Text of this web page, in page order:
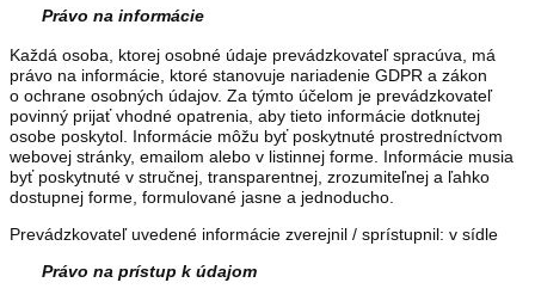
Právo na informácie
Každá osoba, ktorej osobné údaje prevádzkovateľ spracúva, má
právo na informácie, ktoré stanovuje nariadenie GDPR a zákon
o ochrane osobných údajov. Za týmto účelom je prevádzkovateľ
povinný prijať vhodné opatrenia, aby tieto informácie dotknutej
osobe poskytol. Informácie môžu byť poskytnuté prostredníctvom
webovej stránky, emailom alebo v listinnej forme. Informácie musia
byť poskytnuté v stručnej, transparentnej, zrozumiteľnej a ľahko
dostupnej forme, formulované jasne a jednoducho.
Prevádzkovateľ uvedené informácie zverejnil / sprístupnil: v sídle
Právo na prístup k údajom